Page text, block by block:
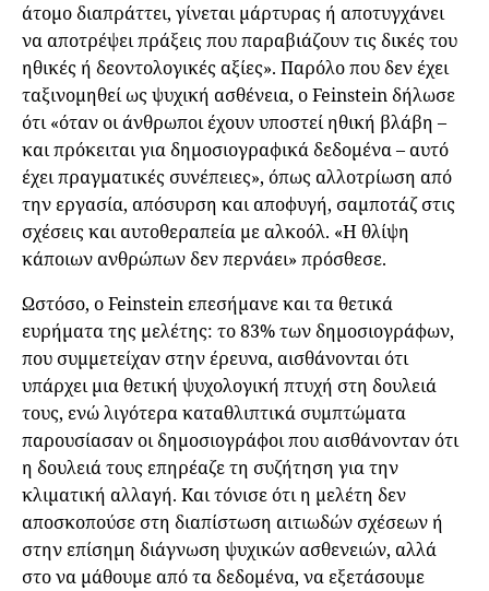
άτομο διαπράττει, γίνεται μάρτυρας ή αποτυγχάνει
να αποτρέψει πράξεις που παραβιάζουν τις δικές του
ηθικές ή δεοντολογικές αξίες». Παρόλο που δεν έχει
ταξινομηθεί ως ψυχική ασθένεια, ο Feinstein δήλωσε
ότι «όταν οι άνθρωποι έχουν υποστεί ηθική βλάβη –
και πρόκειται για δημοσιογραφικά δεδομένα – αυτό
έχει πραγματικές συνέπειες», όπως αλλοτρίωση από
την εργασία, απόσυρση και αποφυγή, σαμποτάζ στις
σχέσεις και αυτοθεραπεία με αλκοόλ. «Η θλίψη
κάποιων ανθρώπων δεν περνάει» πρόσθεσε.
Ωστόσο, ο Feinstein επεσήμανε και τα θετικά
ευρήματα της μελέτης: το 83% των δημοσιογράφων,
που συμμετείχαν στην έρευνα, αισθάνονται ότι
υπάρχει μια θετική ψυχολογική πτυχή στη δουλειά
τους, ενώ λιγότερα καταθλιπτικά συμπτώματα
παρουσίασαν οι δημοσιογράφοι που αισθάνονταν ότι
η δουλειά τους επηρέαζε τη συζήτηση για την
κλιματική αλλαγή. Και τόνισε ότι η μελέτη δεν
αποσκοπούσε στη διαπίστωση αιτιωδών σχέσεων ή
στην επίσημη διάγνωση ψυχικών ασθενειών, αλλά
στο να μάθουμε από τα δεδομένα, να εξετάσουμε